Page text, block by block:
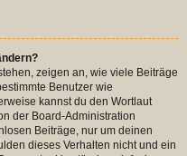
zeigen an, wie viele Beiträge
Benutzer wie
kannst du den Wortlaut
der Board-Administration
Beiträge, nur um deinen
dieses Verhalten nicht und ein